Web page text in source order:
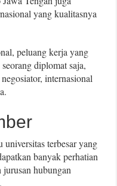
yang kualitasnya
peluang kerja yang
diplomat saja,
internasional
universitas terbesar yang
banyak perhatian
jurusan hubungan